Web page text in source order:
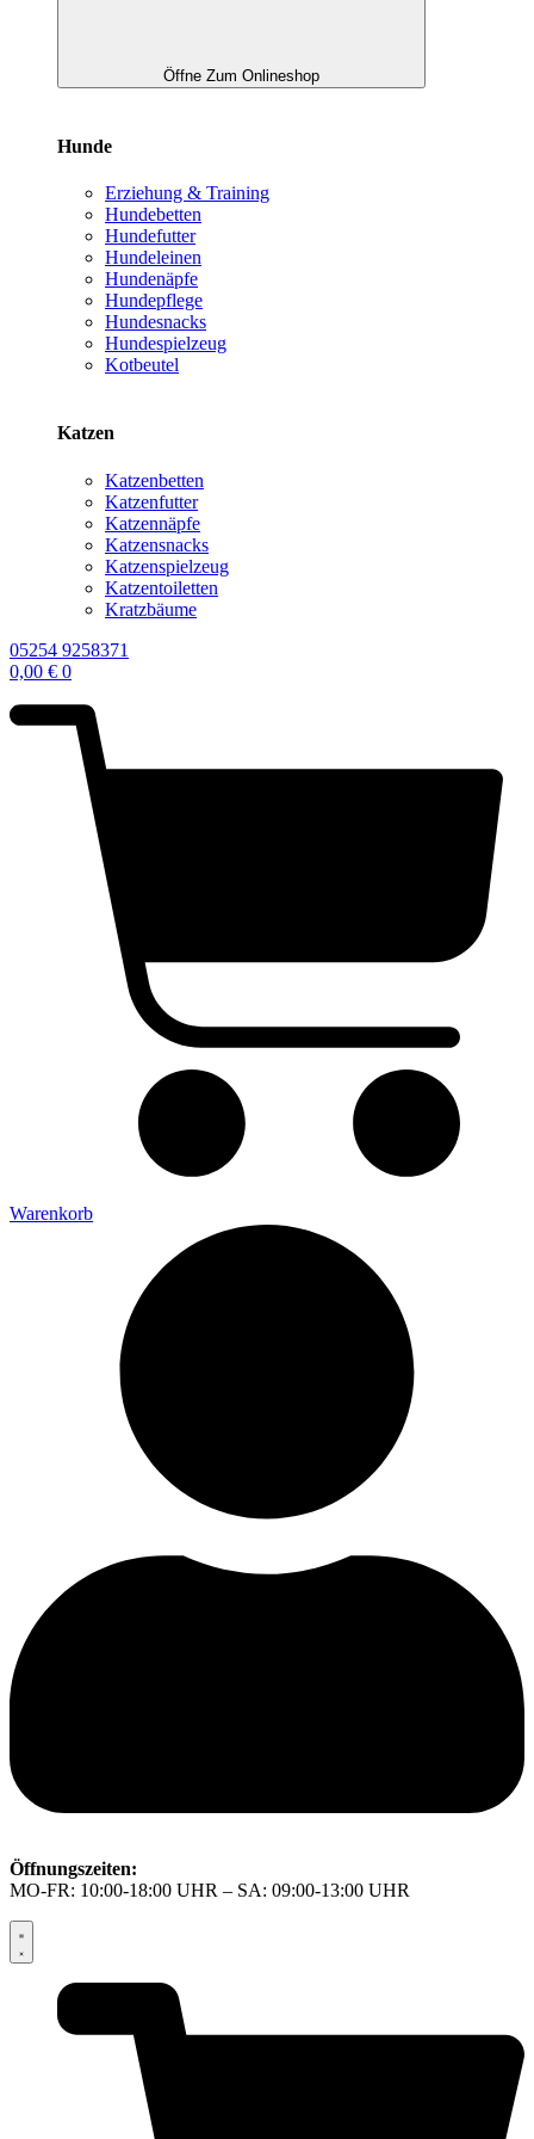
Öffne Zum Onlineshop
Hunde
Erziehung & Training
Hundebetten
Hundefutter
Hundeleinen
Hundenäpfe
Hundepflege
Hundesnacks
Hundespielzeug
Kotbeutel
Katzen
Katzenbetten
Katzenfutter
Katzennäpfe
Katzensnacks
Katzenspielzeug
Katzentoiletten
Kratzbäume
05254 9258371
0,00 € 0
Warenkorb
Öffnungszeiten:
MO-FR: 10:00-18:00 UHR – SA: 09:00-13:00 UHR